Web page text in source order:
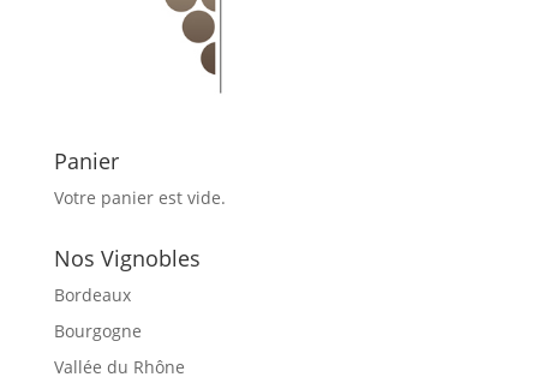
Panier
Votre panier est vide.
Nos Vignobles
Bordeaux
Bourgogne
Vallée du Rhône